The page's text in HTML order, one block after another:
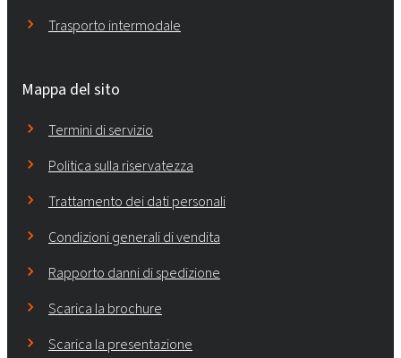
Trasporto intermodale
Mappa del sito
Termini di servizio
Politica sulla riservatezza
Trattamento dei dati personali
Condizioni generali di vendita
Rapporto danni di spedizione
Scarica la brochure
Scarica la presentazione